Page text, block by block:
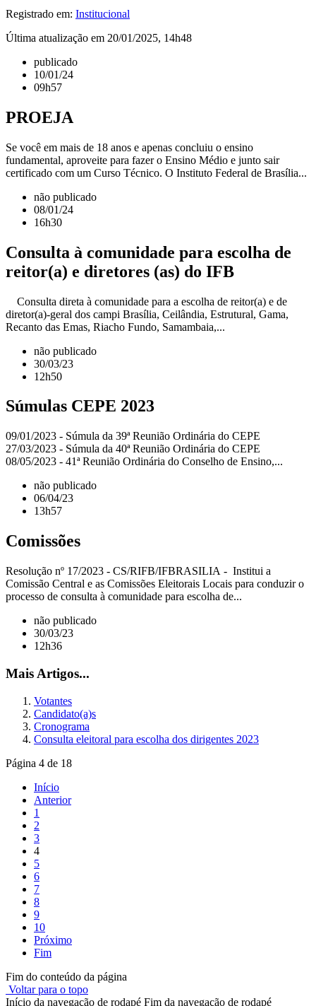
Registrado em: Institucional
Última atualização em 20/01/2025, 14h48
publicado
10/01/24
09h57
PROEJA
Se você em mais de 18 anos e apenas concluiu o ensino
fundamental, aproveite para fazer o Ensino Médio e junto sair
certificado com um Curso Técnico. O Instituto Federal de Brasília...
não publicado
08/01/24
16h30
Consulta à comunidade para escolha de
reitor(a) e diretores (as) do IFB
Consulta direta à comunidade para a escolha de reitor(a) e de
diretor(a)-geral dos campi Brasília, Ceilândia, Estrutural, Gama,
Recanto das Emas, Riacho Fundo, Samambaia,...
não publicado
30/03/23
12h50
Súmulas CEPE 2023
09/01/2023 - Súmula da 39ª Reunião Ordinária do CEPE
27/03/2023 - Súmula da 40ª Reunião Ordinária do CEPE
08/05/2023 - 41ª Reunião Ordinária do Conselho de Ensino,...
não publicado
06/04/23
13h57
Comissões
Resolução nº 17/2023 - CS/RIFB/IFBRASILIA - Institui a
Comissão Central e as Comissões Eleitorais Locais para conduzir o
processo de consulta à comunidade para escolha de...
não publicado
30/03/23
12h36
Mais Artigos...
Votantes
Candidato(a)s
Cronograma
Consulta eleitoral para escolha dos dirigentes 2023
Página 4 de 18
Início
Anterior
1
2
3
4
5
6
7
8
9
10
Próximo
Fim
Fim do conteúdo da página
Voltar para o topo
Início da navegação de rodapé Fim da navegação de rodapé